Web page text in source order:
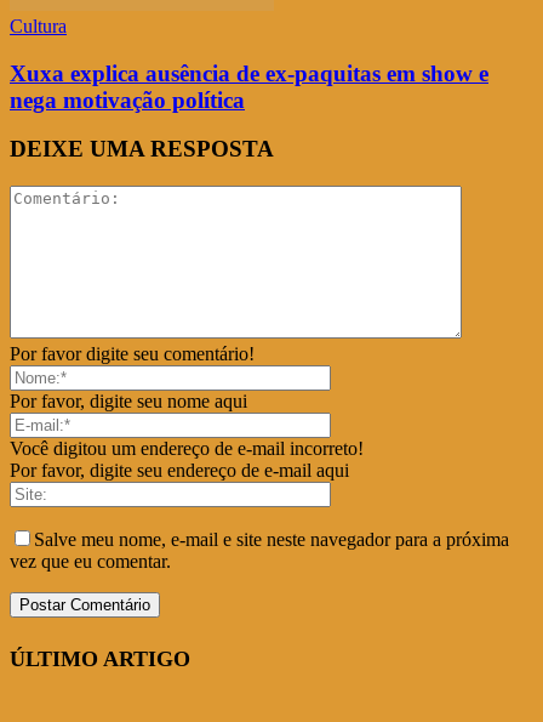
Cultura
Xuxa explica ausência de ex-paquitas em show e
nega motivação política
DEIXE UMA RESPOSTA
Por favor digite seu comentário!
Por favor, digite seu nome aqui
Você digitou um endereço de e-mail incorreto!
Por favor, digite seu endereço de e-mail aqui
Salve meu nome, e-mail e site neste navegador para a próxima
vez que eu comentar.
ÚLTIMO ARTIGO